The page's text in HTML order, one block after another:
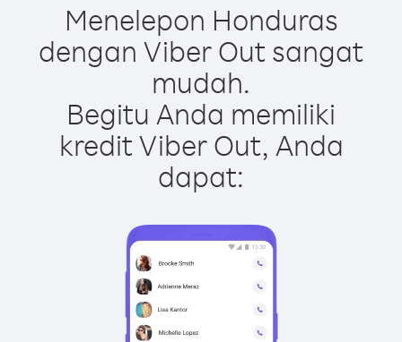
Menelepon Honduras
dengan Viber Out sangat
mudah.
Begitu Anda memiliki
kredit Viber Out, Anda
dapat: